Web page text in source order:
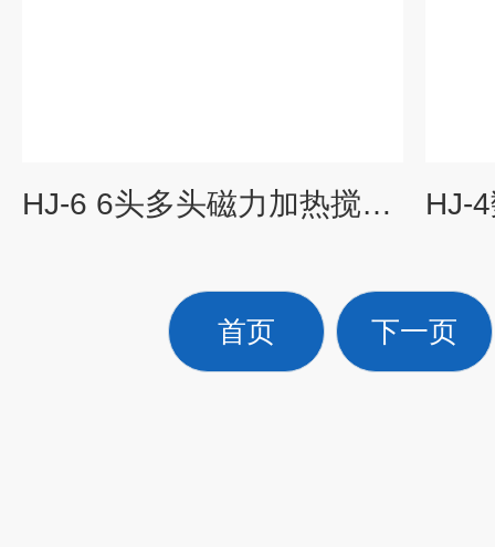
HJ-6 6头多头磁力加热搅拌器
首页 下一页